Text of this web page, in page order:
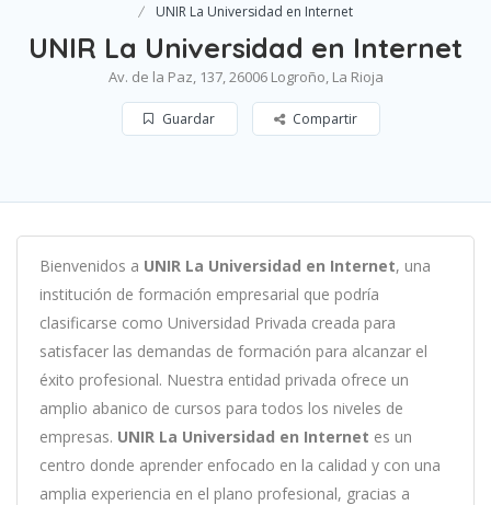
UNIR La Universidad en Internet
UNIR La Universidad en Internet
Av. de la Paz, 137, 26006 Logroño, La Rioja
Guardar Compartir
Bienvenidos a UNIR La Universidad en Internet, una
institución de formación empresarial que podría
clasificarse como Universidad Privada creada para
satisfacer las demandas de formación para alcanzar el
éxito profesional. Nuestra entidad privada ofrece un
amplio abanico de cursos para todos los niveles de
empresas. UNIR La Universidad en Internet es un
centro donde aprender enfocado en la calidad y con una
amplia experiencia en el plano profesional, gracias a